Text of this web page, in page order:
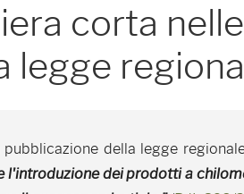
corta
legge
pubblicazione della legge
l'introduzione dei prodotti a